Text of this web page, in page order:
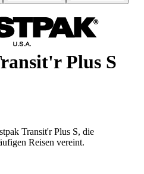
Plus S
Transit'r Plus S, die
Reisen vereint.